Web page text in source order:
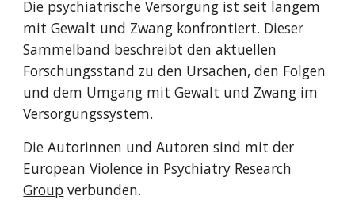
Die psychiatrische Versorgung ist seit langem
mit Gewalt und Zwang konfrontiert. Dieser
Sammelband beschreibt den aktuellen
Forschungsstand zu den Ursachen, den Folgen
und dem Umgang mit Gewalt und Zwang im
Versorgungssystem.
Die Autorinnen und Autoren sind mit der
European Violence in Psychiatry Research
Group verbunden.